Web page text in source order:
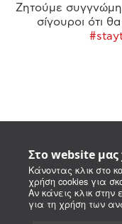
Στο website
Κάνοντας κλικ στο
χρήση cookies για
Αν κάνεις κλικ
για τη χρήση των
Ζητούμε συγγνώμη
σίγουροι ότι